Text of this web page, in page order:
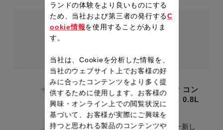
￥11,500
アプレシア ロック コン
トロール ホワイト 0.8L
製品品番：KO8601J0
デザインと質感を一新し
ランドの体験をより良いものにする
ため、当社および第三者の発行するC
ookie情報を使用することがありま
す。
当社は、Cookieを分析した情報を、
当社のウェブサイト上でお客様の好
みに合ったコンテンツをより多く提
供するために使用します。お客様の
興味・オンライン上での閲覧状況に
基づいて、お客様が実際にご興味を
持つと思われる製品のコンテンツや